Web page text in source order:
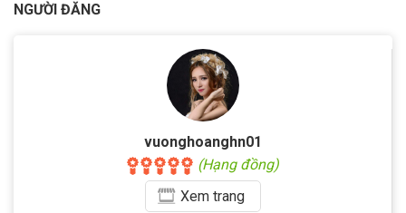
NGƯỜI ĐĂNG
vuonghoanghn01
(Hạng đồng)
Xemtrang